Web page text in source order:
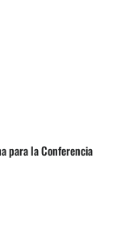
para la Conferencia